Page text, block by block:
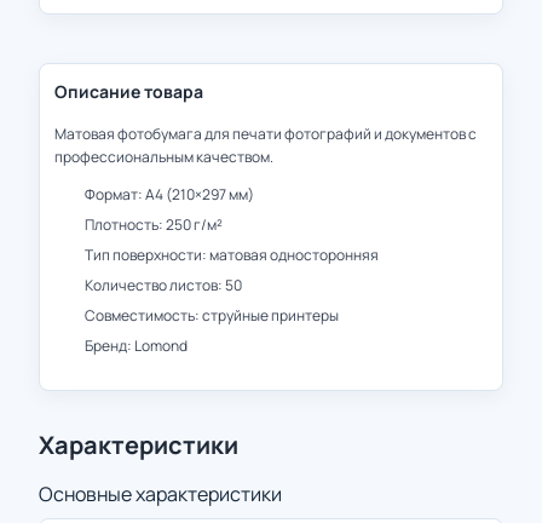
Описание товара
Матовая фотобумага для печати фотографий и документов с
профессиональным качеством.
Формат: А4 (210×297 мм)
Плотность: 250 г/м²
Тип поверхности: матовая односторонняя
Количество листов: 50
Совместимость: струйные принтеры
Бренд: Lomond
Характеристики
Основные характеристики